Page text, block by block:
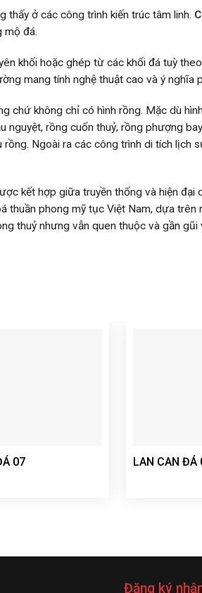
ở các công trình kiến trúc tâm linh.
mộ đá.
khối hoặc ghép từ các khối đá tuỳ
mang tính nghệ thuật cao và ý nghĩa
chứ không chỉ có hình rồng. Mặc dù
nguyệt, rồng cuốn thuỷ, rồng phượng
Ngoài ra các công trình di tích lịch
kết hợp giữa truyền thống và hiện đại
phong mỹ tục Việt Nam, dựa
thuỷ nhưng vẫn quen thuộc và gần gũi
07 LAN CAN ĐÁ
Đăng ký